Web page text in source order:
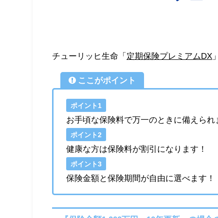
チューリッヒ生命「 定期保険プレミアムDX 」
ここがポイント
ポイント1
お手頃な保険料で万一のときに備えられ
ポイント2
健康な方は保険料が割引になります！
ポイント3
保険金額と保険期間が自由に選べます！